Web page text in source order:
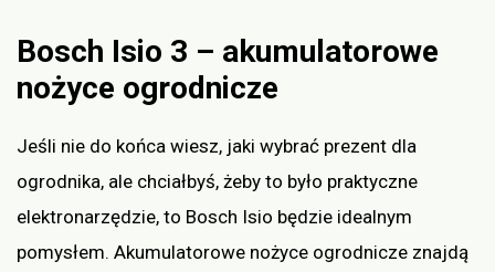
Bosch Isio 3 – akumulatorowe
nożyce ogrodnicze
Jeśli nie do końca wiesz, jaki wybrać prezent dla
ogrodnika, ale chciałbyś, żeby to było praktyczne
elektronarzędzie, to Bosch Isio będzie idealnym
pomysłem. Akumulatorowe nożyce ogrodnicze znajdą